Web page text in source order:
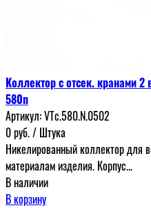
Коллектор с отсек. кранами
580n
Артикул:VTc.580.N.0502
0руб./ Штука
Никелированный коллектор для
материалам изделия. Корпус...
В наличии
В корзину